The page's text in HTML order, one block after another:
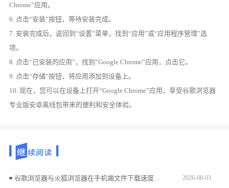
Chrome”应用。
6. 点击“安装”按钮，等待安装完成。
7. 安装完成后，返回到“设置”菜单，找到“应用”或“应用程序管理”选
项。
8. 点击“已安装的应用”，找到“Google Chrome”应用，点击它。
9. 点击“存储”按钮，将应用添加到设备上。
10. 现在，您可以在设备上打开“Google Chrome”应用，享受谷歌浏览器
专业版安卓离线包带来的便利和安全体验。
谷歌浏览器与火狐浏览器在手机端文件下载速度上有何差异？本篇横向测评通过多网络环境实测，客观展示两款浏览器的下载传输效率，为你选购上网工具提供精准参考。 2026-08-03